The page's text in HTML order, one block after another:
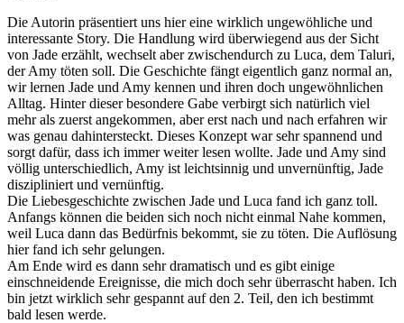
Die Autorin präsentiert uns hier eine wirklich ungewöhliche und
interessante Story. Die Handlung wird überwiegend aus der Sicht
von Jade erzählt, wechselt aber zwischendurch zu Luca, dem Taluri,
der Amy töten soll. Die Geschichte fängt eigentlich ganz normal an,
wir lernen Jade und Amy kennen und ihren doch ungewöhnlichen
Alltag. Hinter dieser besondere Gabe verbirgt sich natürlich viel
mehr als zuerst angekommen, aber erst nach und nach erfahren wir
was genau dahintersteckt. Dieses Konzept war sehr spannend und
sorgt dafür, dass ich immer weiter lesen wollte. Jade und Amy sind
völlig unterschiedlich, Amy ist leichtsinnig und unvernünftig, Jade
diszipliniert und vernünftig.
Die Liebesgeschichte zwischen Jade und Luca fand ich ganz toll.
Anfangs können die beiden sich noch nicht einmal Nahe kommen,
weil Luca dann das Bedürfnis bekommt, sie zu töten. Die Auflösung
hier fand ich sehr gelungen.
Am Ende wird es dann sehr dramatisch und es gibt einige
einschneidende Ereignisse, die mich doch sehr überrascht haben. Ich
bin jetzt wirklich sehr gespannt auf den 2. Teil, den ich bestimmt
bald lesen werde.